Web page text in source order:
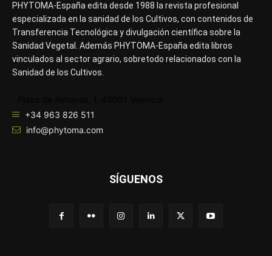
PHYTOMA-España edita desde 1988 la revista profesional
especializada en la sanidad de los Cultivos, con contenidos de
Transferencia Tecnológica y divulgación científica sobre la
Sanidad Vegetal. Además PHYTOMA-España edita libros
vinculados al sector agrario, sobretodo relacionados con la
Sanidad de los Cultivos.
+34 963 826 511
info@phytoma.com
SÍGUENOS